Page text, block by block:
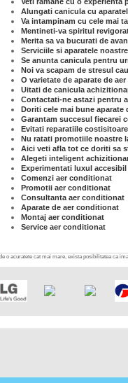
Alungati canicula cu
Va intampinam cu cele mai
Mentineti-va spiritul
Merita sa va bucurati de
Serviciile si aparatele
Se anunta canicula pentru
Noi va scapam de stresul
O varietate de aparate de
Uitati de canicula
Contactati-ne astazi pentru
Doriti cele mai bune
Garantam succesul fiecarei
Evitati reparatiile
Nu ratati promotiile noastre
Aici veti afla tot ce doriti sa
Alegeti inteligent
Experimentati luxul
Comenzi aer conditionat
Promotii aer conditionat
Consultanta aer conditionat
Aparate de aer conditionat
Montaj aer conditionat
Service aer conditionat
o acuratete cat mai mare, exista posibilitatea ca